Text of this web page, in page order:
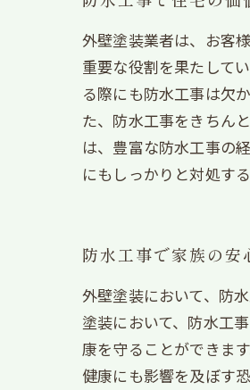
外壁塗装業者は、お客
重要な役割を果たして
る際にも防水工事は欠
た、防水工事をきちん
は、豊富な防水工事の
にもしっかりと対処す
防水工事で家族の安
外壁塗装において、防
塗装において、防水工
康を守ることができま
健康にも影響を及ぼす